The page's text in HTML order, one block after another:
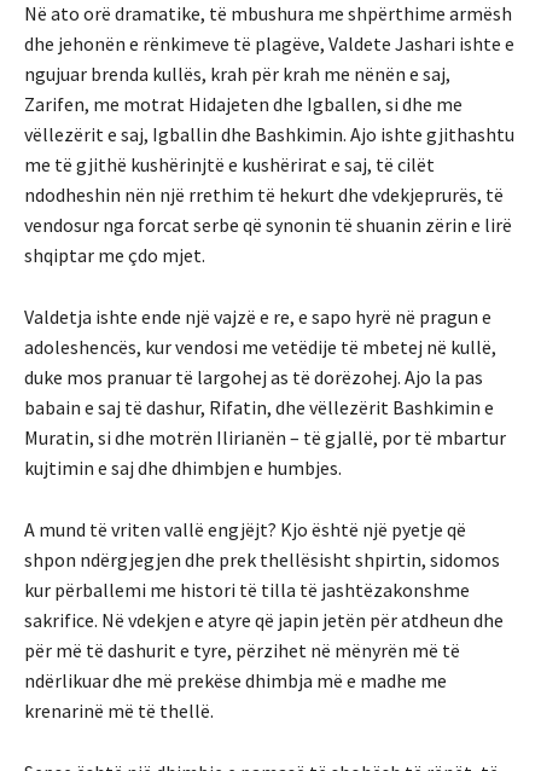
Në ato orë dramatike, të mbushura me shpërthime armësh
dhe jehonën e rënkimeve të plagëve, Valdete Jashari ishte e
ngujuar brenda kullës, krah për krah me nënën e saj,
Zarifen, me motrat Hidajeten dhe Igballen, si dhe me
vëllezërit e saj, Igballin dhe Bashkimin. Ajo ishte gjithashtu
me të gjithë kushërinjtë e kushërirat e saj, të cilët
ndodheshin nën një rrethim të hekurt dhe vdekjeprurës, të
vendosur nga forcat serbe që synonin të shuanin zërin e lirë
shqiptar me çdo mjet.
Valdetja ishte ende një vajzë e re, e sapo hyrë në pragun e
adoleshencës, kur vendosi me vetëdije të mbetej në kullë,
duke mos pranuar të largohej as të dorëzohej. Ajo la pas
babain e saj të dashur, Rifatin, dhe vëllezërit Bashkimin e
Muratin, si dhe motrën Ilirianën – të gjallë, por të mbartur
kujtimin e saj dhe dhimbjen e humbjes.
A mund të vriten vallë engjëjt? Kjo është një pyetje që
shpon ndërgjegjen dhe prek thellësisht shpirtin, sidomos
kur përballemi me histori të tilla të jashtëzakonshme
sakrifice. Në vdekjen e atyre që japin jetën për atdheun dhe
për më të dashurit e tyre, përzihet në mënyrën më të
ndërlikuar dhe më prekëse dhimbja më e madhe me
krenarinë më të thellë.